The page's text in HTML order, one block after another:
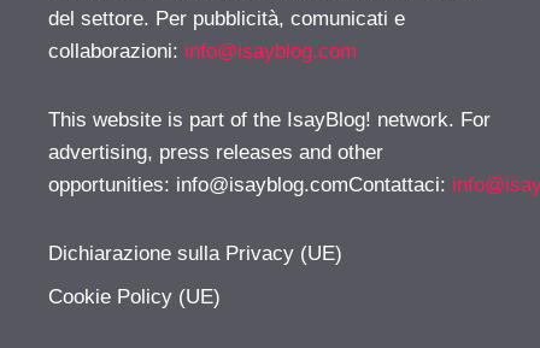
del settore. Per pubblicità, comunicati e
collaborazioni: info@isayblog.com
This website is part of the IsayBlog! network. For
advertising, press releases and other
opportunities: info@isayblog.comContattaci:
Dichiarazione sulla Privacy (UE)
Cookie Policy (UE)